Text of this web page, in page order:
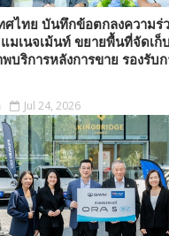
ทศไทย บันทึกข้อตกลงความร่
มเนจเม้นท์ ขยายพื้นที่จัดเก็
บริการหลังการขาย รองรับ
Jul 24, 2026